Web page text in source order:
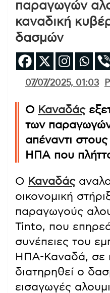
παραγωγών
καναδική
δασμών
07/07/2025, 01:03
Ο Καναδάς
των παραγωγών
απέναντι
ΗΠΑ που
Ο Καναδάς
οικονομική
παραγωγούς
Tinto, που
συνέπειες του
ΗΠΑ-Καναδά, σε
διατηρηθεί ο
εισαγωγές